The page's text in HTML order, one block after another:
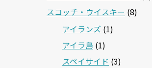
スコッチ・ウイスキー (8)
アイランズ (1)
アイラ島 (1)
スペイサイド (3)